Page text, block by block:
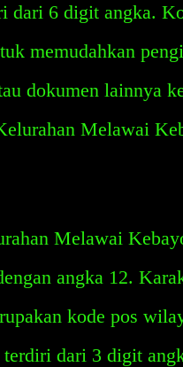
dari 6 digit angka.
memudahkan
dokumen lainnya
Melawai
Melawai
angka 12.
kode pos
terdiri dari 3 digit